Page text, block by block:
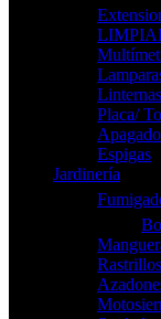
Placa/
Espigas
Jardinería
Rastrillos